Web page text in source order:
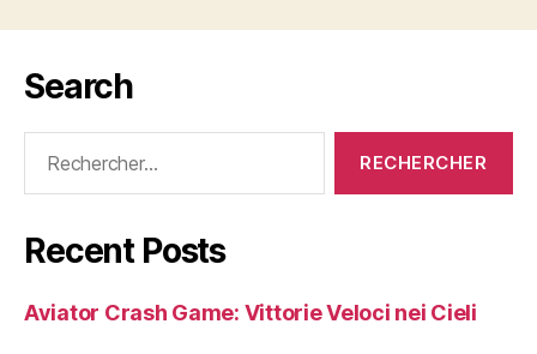
Search
Recent Posts
Aviator Crash Game: Vittorie Veloci nei Cieli